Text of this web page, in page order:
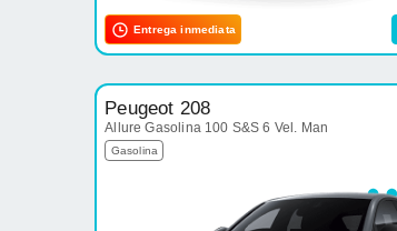
Entrega inmediata
Peugeot 208
Allure Gasolina 100 S&S 6 Vel. Man
Gasolina